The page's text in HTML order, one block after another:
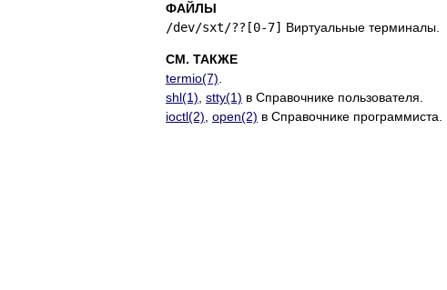
ФАЙЛЫ
/dev/sxt/??[0-7] Виртуальные терминалы.
СМ. ТАКЖЕ
termio(7)
shl(1) stty(1) в Справочнике пользователя.
ioctl(2) open(2) в Справочнике программиста.